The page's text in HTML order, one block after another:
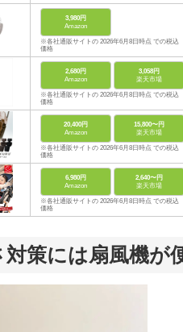
3,980円
Amazon
※各社通販サイトの 2026年6月8日時点 での税込
価格
2,680円
Amazon
3,058円
楽天市場
※各社通販サイトの 2026年6月8日時点 での税込
価格
20,400円
Amazon
15,800〜円
楽天市場
※各社通販サイトの 2026年6月8日時点 での税込
価格
6,980円
Amazon
2,640〜円
楽天市場
※各社通販サイトの 2026年6月8日時点 での税込
価格
策には扇風機が